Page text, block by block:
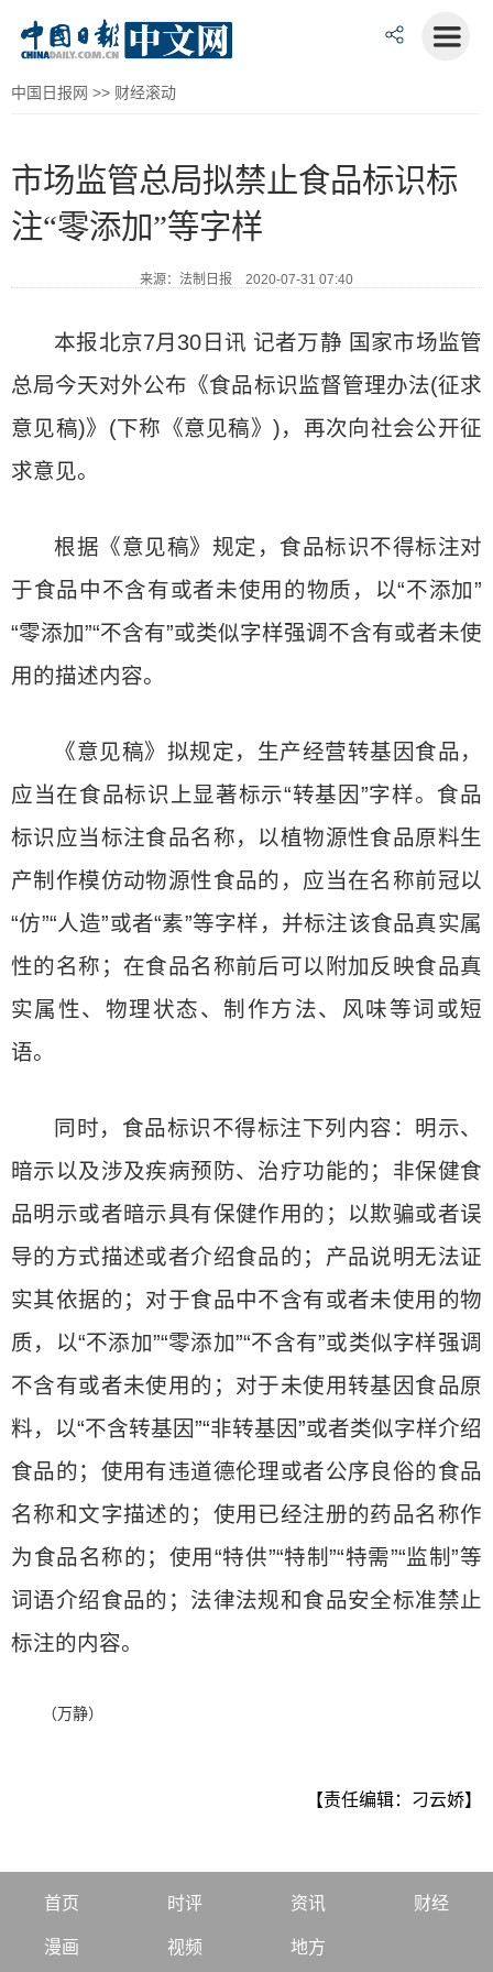
中国日报网 >> 财经滚动
市场监管总局拟禁止食品标识标
注“零添加”等字样
来源：法制日报 2020-07-31 07:40
本报北京7月30日讯 记者万静 国家市场监管
总局今天对外公布《食品标识监督管理办法(征求
意见稿)》(下称《意见稿》)，再次向社会公开征
求意见。
根据《意见稿》规定，食品标识不得标注对
于食品中不含有或者未使用的物质，以“不添加”
“零添加”“不含有”或类似字样强调不含有或者未使
用的描述内容。
《意见稿》拟规定，生产经营转基因食品，
应当在食品标识上显著标示“转基因”字样。食品
标识应当标注食品名称，以植物源性食品原料生
产制作模仿动物源性食品的，应当在名称前冠以
“仿”“人造”或者“素”等字样，并标注该食品真实属
性的名称；在食品名称前后可以附加反映食品真
实属性、物理状态、制作方法、风味等词或短
语。
同时，食品标识不得标注下列内容：明示、
暗示以及涉及疾病预防、治疗功能的；非保健食
品明示或者暗示具有保健作用的；以欺骗或者误
导的方式描述或者介绍食品的；产品说明无法证
实其依据的；对于食品中不含有或者未使用的物
质，以“不添加”“零添加”“不含有”或类似字样强调
不含有或者未使用的；对于未使用转基因食品原
料，以“不含转基因”“非转基因”或者类似字样介绍
食品的；使用有违道德伦理或者公序良俗的食品
名称和文字描述的；使用已经注册的药品名称作
为食品名称的；使用“特供”“特制”“特需”“监制”等
词语介绍食品的；法律法规和食品安全标准禁止
标注的内容。
（万静）
【责任编辑：刁云娇】
首页 时评 资讯 财经
漫画 视频 地方